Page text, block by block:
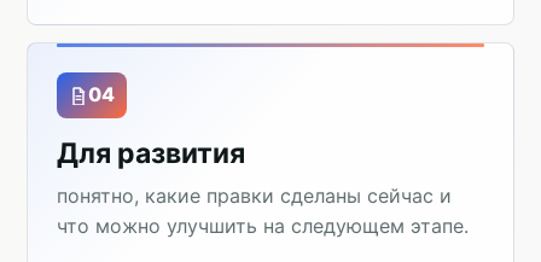
04
Для развития
понятно, какие правки сделаны сейчас и
что можно улучшить на следующем этапе.